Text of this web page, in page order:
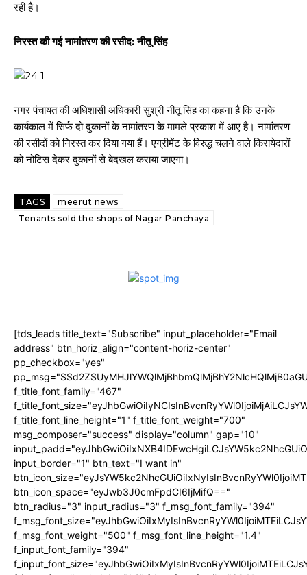
रही है।
निरस्त की गई नामांतरण की रसीद: नीतू सिंह
नगर पंचायत की अधिशासी अधिकारी सुश्री नीतू सिंह का कहना है कि उनके
कार्यकाल में सिर्फ दो दुकानों के नामांतरण के मामले प्रकाश में आए है। नामांतरण
की रसीदों को निरस्त कर दिया गया हैं। एग्रीमेंट के विरुद्ध चलने वाले किरायेदारों
को नोटिस देकर दुकानों से बेदखल कराया जाएगा।
TAGS
meerut news
Tenants sold the shops of Nagar Panchaya
[tds_leads title_text="Subscribe" input_placeholder="Email
address" btn_horiz_align="content-horiz-center"
pp_checkbox="yes"
f_title_font_family="467"
f_title_font_line_height="1" f_title_font_weight="700"
msg_composer="success" display="column" gap="10"
input_border="1" btn_text="I want in"
btn_icon_space="eyJwb3J0cmFpdCI6IjMifQ=="
btn_radius="3" input_radius="3" f_msg_font_family="394"
f_msg_font_weight="500" f_msg_font_line_height="1.4"
f_input_font_family="394"